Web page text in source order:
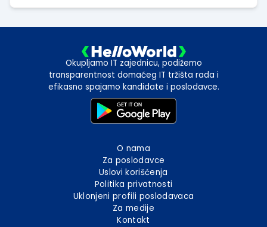
Okupljamo IT zajednicu, podižemo
transparentnost domaćeg IT tržišta rada i
efikasno spajamo kandidate i poslodavce.
O nama
Za poslodavce
Uslovi korišćenja
Politika privatnosti
Uklonjeni profili poslodavaca
Za medije
Kontakt